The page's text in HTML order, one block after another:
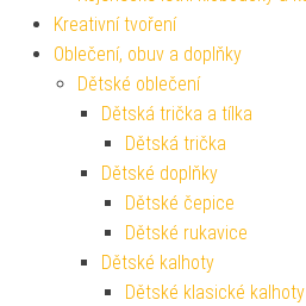
Kreativní tvoření
Oblečení, obuv a doplňky
Dětské oblečení
Dětská trička a tílka
Dětská trička
Dětské doplňky
Dětské čepice
Dětské rukavice
Dětské kalhoty
Dětské klasické kalhoty